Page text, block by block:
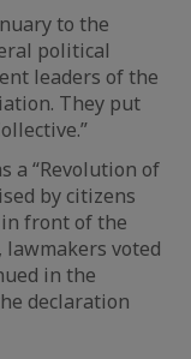
to the
political
leaders of the
They put
a “Revolution of
by citizens
front of the
voted
in the
declaration